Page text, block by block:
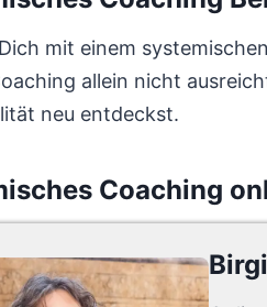
mit einem
allein nicht
neu entdeckst.
Coaching